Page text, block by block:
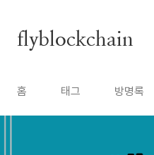
flyblockchain
홈 태그 방명록